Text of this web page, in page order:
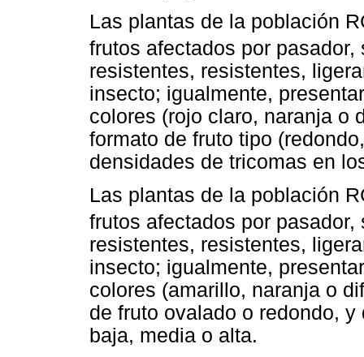
Las plantas de la población
frutos afectados por
resistentes, resistentes,
insecto; igualmente,
colores (rojo claro, naranja o
formato de fruto tipo
densidades de tricomas en
Las plantas de la población
frutos afectados por
resistentes, resistentes,
insecto; igualmente,
colores (amarillo, naranja o
de fruto ovalado o redondo,
baja, media o alta.